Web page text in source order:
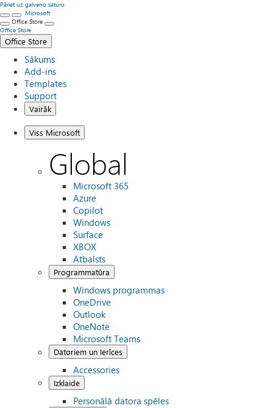
Pāriet uz galveno saturu
Microsoft
Office Store
Office Store
Office Store
Sākums
Add-ins
Templates
Support
Vairāk
Viss Microsoft
Global
Microsoft 365
Azure
Copilot
Windows
Surface
XBOX
Atbalsts
Programmatūra
Windows programmas
OneDrive
Outlook
OneNote
Microsoft Teams
Datoriem un Ierīces
Accessories
Izklaide
Personālā datora spēles